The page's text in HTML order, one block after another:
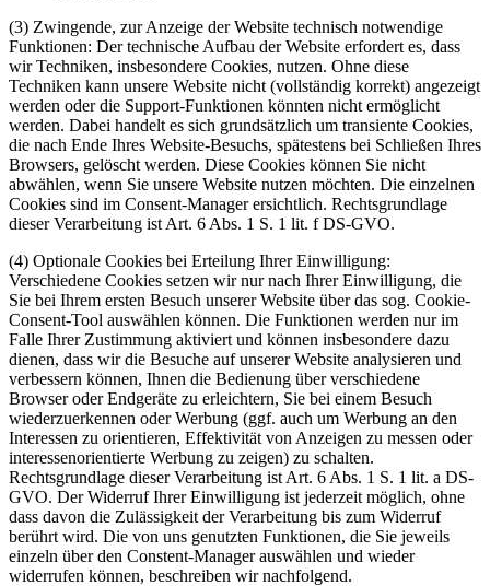
(3) Zwingende, zur Anzeige der Website technisch notwendige
Funktionen: Der technische Aufbau der Website erfordert es, dass
wir Techniken, insbesondere Cookies, nutzen. Ohne diese
Techniken kann unsere Website nicht (vollständig korrekt) angezeigt
werden oder die Support-Funktionen könnten nicht ermöglicht
werden. Dabei handelt es sich grundsätzlich um transiente Cookies,
die nach Ende Ihres Website-Besuchs, spätestens bei Schließen Ihres
Browsers, gelöscht werden. Diese Cookies können Sie nicht
abwählen, wenn Sie unsere Website nutzen möchten. Die einzelnen
Cookies sind im Consent-Manager ersichtlich. Rechtsgrundlage
dieser Verarbeitung ist Art. 6 Abs. 1 S. 1 lit. f DS-GVO.
(4) Optionale Cookies bei Erteilung Ihrer Einwilligung:
Verschiedene Cookies setzen wir nur nach Ihrer Einwilligung, die
Sie bei Ihrem ersten Besuch unserer Website über das sog. Cookie-
Consent-Tool auswählen können. Die Funktionen werden nur im
Falle Ihrer Zustimmung aktiviert und können insbesondere dazu
dienen, dass wir die Besuche auf unserer Website analysieren und
verbessern können, Ihnen die Bedienung über verschiedene
Browser oder Endgeräte zu erleichtern, Sie bei einem Besuch
wiederzuerkennen oder Werbung (ggf. auch um Werbung an den
Interessen zu orientieren, Effektivität von Anzeigen zu messen oder
interessenorientierte Werbung zu zeigen) zu schalten.
Rechtsgrundlage dieser Verarbeitung ist Art. 6 Abs. 1 S. 1 lit. a DS-
GVO. Der Widerruf Ihrer Einwilligung ist jederzeit möglich, ohne
dass davon die Zulässigkeit der Verarbeitung bis zum Widerruf
berührt wird. Die von uns genutzten Funktionen, die Sie jeweils
einzeln über den Constent-Manager auswählen und wieder
widerrufen können, beschreiben wir nachfolgend.